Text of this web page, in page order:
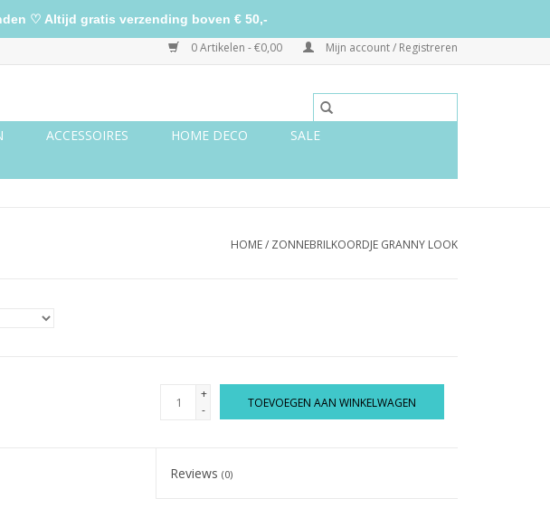
0 Artikelen - €0,00 Mijn account / Registreren
ACCESSOIRES HOME DECO
SALE
HOME/ ZONNEBRILKOORDJE GRANNY LOOK
+
-
TOEVOEGEN AAN WINKELWAGEN
Reviews(0)
♡ Altijd gratis verzending boven € 50,-